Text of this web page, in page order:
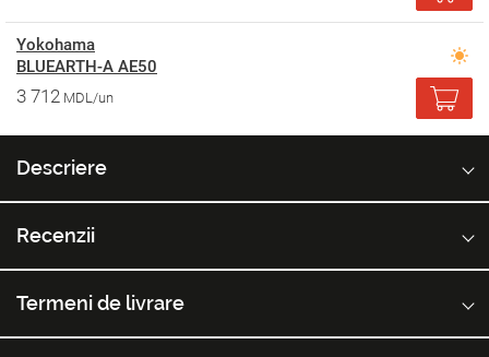
Yokohama
BLUEARTH-A AE50
3 712 MDL/un
Descriere
Recenzii
Termeni de livrare